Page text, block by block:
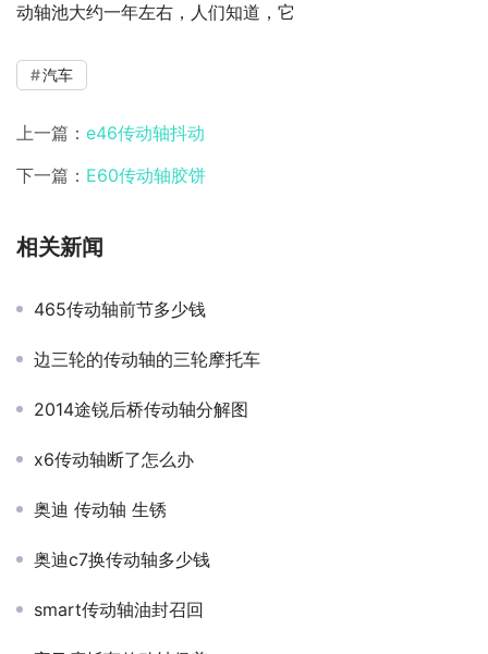
动轴池大约一年左右，人们知道，它
汽车
上一篇： e46传动轴抖动
下一篇： E60传动轴胶饼
相关新闻
465传动轴前节多少钱
边三轮的传动轴的三轮摩托车
2014途锐后桥传动轴分解图
x6传动轴断了怎么办
奥迪 传动轴 生锈
奥迪c7换传动轴多少钱
smart传动轴油封召回